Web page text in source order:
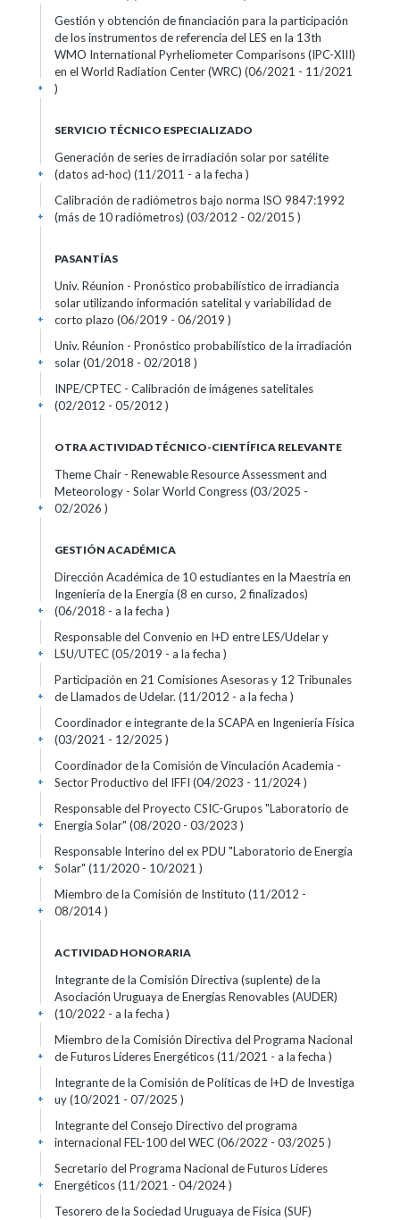
Gestión y obtención de financiación para la participación
de los instrumentos de referencia del LES en la 13th
WMO International Pyrheliometer Comparisons (IPC-XIII)
en el World Radiation Center (WRC) (06/2021 - 11/2021
)
+
SERVICIO TÉCNICO ESPECIALIZADO
Generación de series de irradiación solar por satélite
(datos ad-hoc) (11/2011 - a la fecha )
+
Calibración de radiómetros bajo norma ISO 9847:1992
(más de 10 radiómetros) (03/2012 - 02/2015 )
+
PASANTÍAS
Univ. Réunion - Pronóstico probabilístico de irradiancia
solar utilizando información satelital y variabilidad de
corto plazo (06/2019 - 06/2019 )
+
Univ. Réunion - Pronóstico probabilístico de la irradiación
solar (01/2018 - 02/2018 )
+
INPE/CPTEC - Calibración de imágenes satelitales
(02/2012 - 05/2012 )
+
OTRA ACTIVIDAD TÉCNICO-CIENTÍFICA RELEVANTE
Theme Chair - Renewable Resource Assessment and
Meteorology - Solar World Congress (03/2025 -
02/2026 )
+
GESTIÓN ACADÉMICA
Dirección Académica de 10 estudiantes en la Maestría en
Ingeniería de la Energía (8 en curso, 2 finalizados)
(06/2018 - a la fecha )
+
Responsable del Convenio en I+D entre LES/Udelar y
LSU/UTEC (05/2019 - a la fecha )
+
Participación en 21 Comisiones Asesoras y 12 Tribunales
de Llamados de Udelar. (11/2012 - a la fecha )
+
Coordinador e integrante de la SCAPA en Ingeniería Física
(03/2021 - 12/2025 )
+
Coordinador de la Comisión de Vinculación Academia -
Sector Productivo del IFFI (04/2023 - 11/2024 )
+
Responsable del Proyecto CSIC-Grupos "Laboratorio de
Energía Solar" (08/2020 - 03/2023 )
+
Responsable Interino del ex PDU "Laboratorio de Energía
Solar" (11/2020 - 10/2021 )
+
Miembro de la Comisión de Instituto (11/2012 -
08/2014 )
+
ACTIVIDAD HONORARIA
Integrante de la Comisión Directiva (suplente) de la
Asociación Uruguaya de Energías Renovables (AUDER)
(10/2022 - a la fecha )
+
Miembro de la Comisión Directiva del Programa Nacional
de Futuros Líderes Energéticos (11/2021 - a la fecha )
+
Integrante de la Comisión de Políticas de I+D de Investiga
uy (10/2021 - 07/2025 )
+
Integrante del Consejo Directivo del programa
internacional FEL-100 del WEC (06/2022 - 03/2025 )
+
Secretario del Programa Nacional de Futuros Líderes
Energéticos (11/2021 - 04/2024 )
+
Tesorero de la Sociedad Uruguaya de Física (SUF)